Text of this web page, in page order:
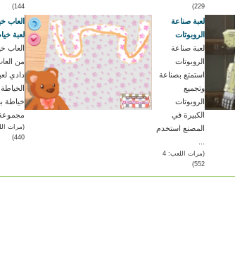
229)
144)
لعبة صناعة
الروبوتات
لعبة صناعة
الروبوتات
استمتع بصناعة
وتجميع
الروبوتات
الكبيرة في
المصنع استخدم
(مرات اللعب: 4
552)
العاب
لعبة
العاب
من
دادي
خياطة
مجموعة
440)